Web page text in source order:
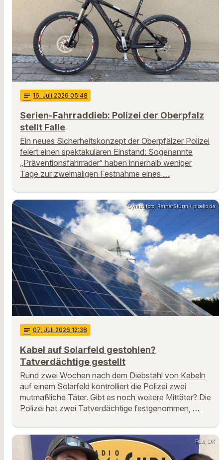
notes 16. Juli 2026 05:48
Serien-Fahrraddieb: Polizei der Oberpfalz
stellt Falle
Ein neues Sicherheitskonzept der Oberpfälzer Polizei
feiert einen spektakulären Einstand: Sogenannte
„Präventionsfahrräder“ haben innerhalb weniger
Tage zur zweimaligen Festnahme eines …
Symbolfoto: RainerSturm / pixelio.de
notes 07. Juli 2026 12:38
Kabel auf Solarfeld gestohlen?
Tatverdächtige gestellt
Rund zwei Wochen nach dem Diebstahl von Kabeln
auf einem Solarfeld kontrolliert die Polizei zwei
mutmaßliche Täter. Gibt es noch weitere Mittäter? Die
Polizei hat zwei Tatverdächtige festgenommen, …
Foto: DK